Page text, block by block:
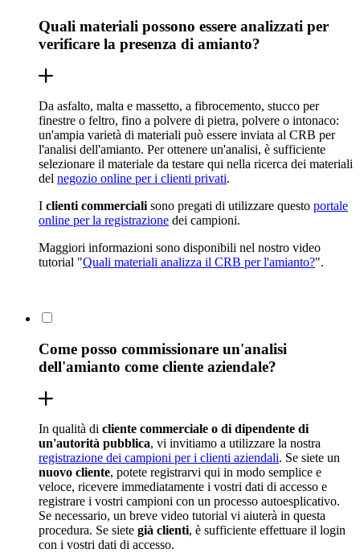
Quali materiali possono essere analizzati per
verificare la presenza di amianto?
Da asfalto, malta e massetto, a fibrocemento, stucco per
finestre o feltro, fino a polvere di pietra, polvere o intonaco:
un'ampia varietà di materiali può essere inviata al CRB per
l'analisi dell'amianto. Per ottenere un'analisi, è sufficiente
selezionare il materiale da testare qui nella ricerca dei materiali
del negozio online per i clienti privati.
I clienti commerciali sono pregati di utilizzare questo portale
online per la registrazione dei campioni.
Maggiori informazioni sono disponibili nel nostro video
tutorial "Quali materiali analizza il CRB per l'amianto?".
Come posso commissionare un'analisi
dell'amianto come cliente aziendale?
In qualità di cliente commerciale o di dipendente di
un'autorità pubblica, vi invitiamo a utilizzare la nostra
registrazione dei campioni per i clienti aziendali. Se siete un
nuovo cliente, potete registrarvi qui in modo semplice e
veloce, ricevere immediatamente i vostri dati di accesso e
registrare i vostri campioni con un processo autoesplicativo.
Se necessario, un breve video tutorial vi aiuterà in questa
procedura. Se siete già clienti, è sufficiente effettuare il login
con i vostri dati di accesso.